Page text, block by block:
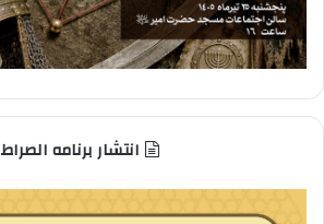
انتشار برنامه الصراط